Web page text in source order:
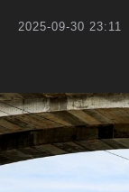
2025-09-30 23:11